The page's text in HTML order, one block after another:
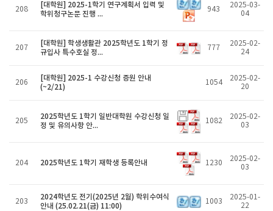
208
[대학원] 2025-1학기 연구계획서 입력 및
학위청구논문 진행 ...
943
2025-03-
04
207
[대학원] 학생생활관 2025학년도 1학기 정
규입사 특수호실 정...
777
2025-02-
24
206
[대학원] 2025-1 수강신청 증원 안내
(~2/21)
1054
2025-02-
20
205
2025학년도 1학기 일반대학원 수강신청 일
정 및 유의사항 안...
1082
2025-02-
03
204 2025학년도 1학기 재학생 등록안내 1230
2025-02-
03
203
2024학년도 전기(2025년 2월) 학위수여식
안내 (25.02.21(금) 11:00)
1003
2025-01-
22